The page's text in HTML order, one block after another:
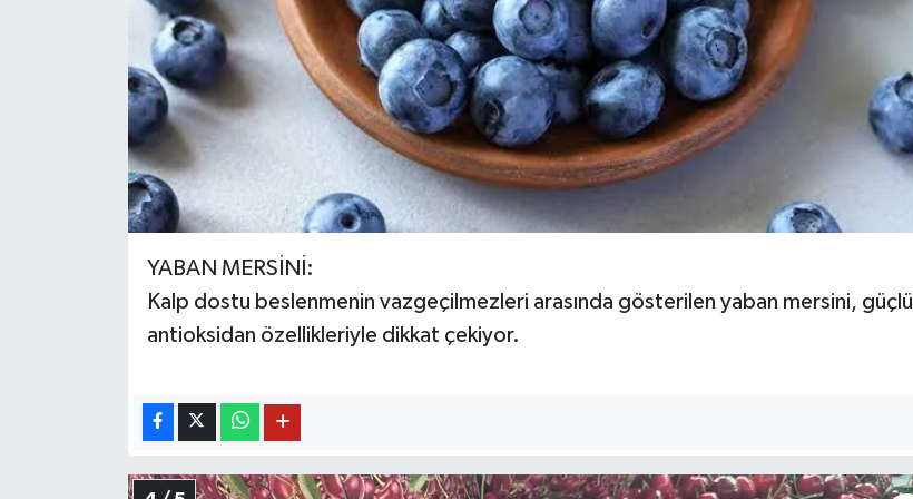
YABAN MERSİNİ:
Kalp dostu beslenmenin vazgeçilmezleri arasında gösterilen yaban mersini, güçlü
antioksidan özellikleriyle dikkat çekiyor.